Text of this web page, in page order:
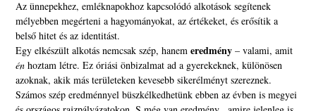
Az ünnepekhez, emléknapokhoz kapcsolódó alkotások segítenek
mélyebben megérteni a hagyományokat, az értékeket, és erősítik a
belső hitet és az identitást.
Egy elkészült alkotás nemcsak szép, hanemeredmény – valami, amit
én hoztam létre. Ez óriási önbizalmat ad a gyerekeknek, különösen
azoknak, akik más területeken kevesebb sikerélményt szereznek.
Számos szép eredménnyel büszkélkedhetünk ebben az évben is megyei